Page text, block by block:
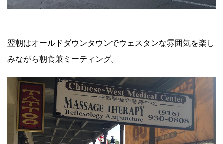
翌朝はオールドダウンタウンでウェスタンな雰囲気を楽し
みながら朝食兼ミーティング。